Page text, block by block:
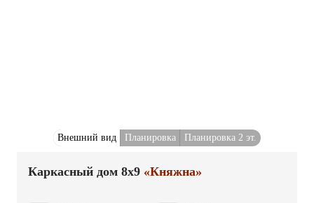
Внешний вид Планировка Планировка 2 эт.
Каркасный дом 8x9 «Княжна»